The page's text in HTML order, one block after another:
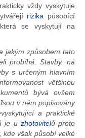
vždy vyskytuje
rizika působící
se vyskytují na
jakým způsobem tato
probíhá. Stavby, na
s určeným hlavním
většinou
bývá ovšem
v něm popisovány
a praktické
je u zhotovitelů proto
kde však působí velké